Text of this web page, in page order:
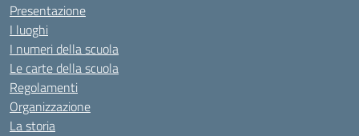
Presentazione
I luoghi
I numeri della scuola
Le carte della scuola
Regolamenti
Organizzazione
La storia